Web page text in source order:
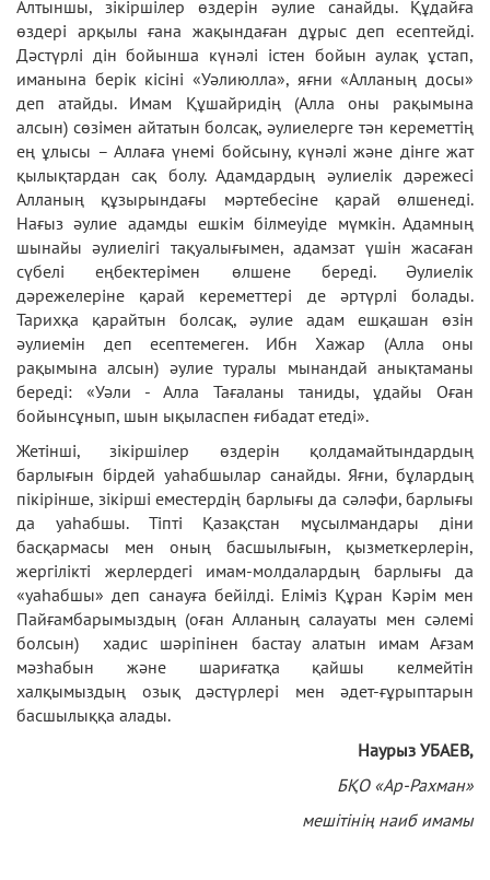
Алтыншы, зікіршілер өздерін әулие санайды. Құдайға
өздері арқылы ғана жақындаған дұрыс деп есептейді.
Дәстүрлі дін бойынша күнәлі істен бойын аулақ ұстап,
иманына берік кісіні «Уәлиюлла», яғни «Алланың досы»
деп атайды. Имам Құшайридің (Алла оны рақымына
алсын) сөзімен айтатын болсақ, әулиелерге тән кереметтің
ең ұлысы – Аллаға үнемі бойсыну, күнәлі және дінге жат
қылықтардан сақ болу. Адамдардың әулиелік дәрежесі
Алланың құзырындағы мәртебесіне қарай өлшенеді.
Нағыз әулие адамды ешкім білмеуіде мүмкін. Адамның
шынайы әулиелігі тақуалығымен, адамзат үшін жасаған
сүбелі еңбектерімен өлшене береді. Әулиелік
дәрежелеріне қарай кереметтері де әртүрлі болады.
Тарихқа қарайтын болсақ, әулие адам ешқашан өзін
әулиемін деп есептемеген. Ибн Хажар (Алла оны
рақымына алсын) әулие туралы мынандай анықтаманы
береді: «Уәли - Алла Тағаланы таниды, ұдайы Оған
бойынсұнып, шын ықыласпен ғибадат етеді».
Жетінші, зікіршілер өздерін қолдамайтындардың
барлығын бірдей уаһабшылар санайды. Яғни, бұлардың
пікірінше, зікірші еместердің барлығы да сәләфи, барлығы
да уаһабшы. Тіпті Қазақстан мұсылмандары діни
басқармасы мен оның басшылығын, қызметкерлерін,
жергілікті жерлердегі имам-молдалардың барлығы да
«уаһабшы» деп санауға бейілді. Еліміз Құран Кәрім мен
Пайғамбарымыздың (оған Алланың салауаты мен сәлемі
болсын) хадис шәріпінен бастау алатын имам Ағзам
мәзһабын және шариғатқа қайшы келмейтін
халқымыздың озық дәстүрлері мен әдет-ғұрыптарын
басшылыққа алады.
Наурыз УБАЕВ,
БҚО «Ар-Рахман»
мешітінің наиб имамы